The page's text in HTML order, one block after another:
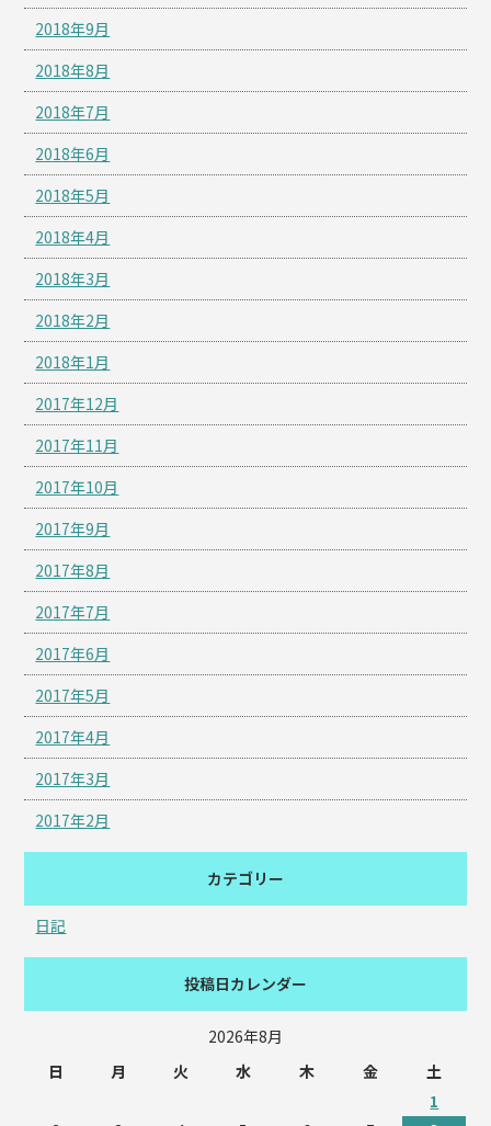
2018年9月
2018年8月
2018年7月
2018年6月
2018年5月
2018年4月
2018年3月
2018年2月
2018年1月
2017年12月
2017年11月
2017年10月
2017年9月
2017年8月
2017年7月
2017年6月
2017年5月
2017年4月
2017年3月
2017年2月
カテゴリー
日記
投稿日カレンダー
2026年8月
日
月 火 水 木 金
土
1